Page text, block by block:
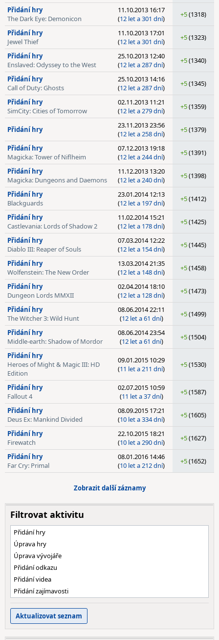
Přidání hry
The Dark Eye: Demonicon
11.10.2013 16:17
(12 let a 301 dní) +5(1318)
Přidání hry
Jewel Thief
11.10.2013 17:01
(12 let a 301 dní) +5(1323)
Přidání hry
Enslaved: Odyssey to the West
25.10.2013 12:40
(12 let a 287 dní) +5(1340)
Přidání hry
Call of Duty: Ghosts
25.10.2013 14:16
(12 let a 287 dní) +5(1345)
Přidání hry
SimCity: Cities of Tomorrow
02.11.2013 11:21
(12 let a 279 dní) +5(1359)
Přidání hry
23.11.2013 23:56
(12 let a 258 dní) +5(1379)
Přidání hry
Magicka: Tower of Niflheim
07.12.2013 19:18
(12 let a 244 dní) +5(1391)
Přidání hry
Magicka: Dungeons and Daemons
11.12.2013 13:20
(12 let a 240 dní) +5(1398)
Přidání hry
Blackguards
23.01.2014 12:13
(12 let a 197 dní) +5(1412)
Přidání hry
Castlevania: Lords of Shadow 2
11.02.2014 15:21
(12 let a 178 dní) +5(1425)
Přidání hry
Diablo III: Reaper of Souls
07.03.2014 12:22
(12 let a 154 dní) +5(1445)
Přidání hry
Wolfenstein: The New Order
13.03.2014 21:35
(12 let a 148 dní) +5(1458)
Přidání hry
Dungeon Lords MMXII
02.04.2014 18:10
(12 let a 128 dní) +5(1473)
Přidání hry
The Witcher 3: Wild Hunt
08.06.2014 22:11
(12 let a 61 dní) +5(1499)
Přidání hry
Middle-earth: Shadow of Mordor
08.06.2014 23:54
(12 let a 61 dní) +5(1504)
Přidání hry
Heroes of Might & Magic III: HD
Edition
09.01.2015 10:29
(11 let a 211 dní) +5(1530)
Přidání hry
Fallout 4
02.07.2015 10:59
(11 let a 37 dní) +5(1587)
Přidání hry
Deus Ex: Mankind Divided
08.09.2015 17:21
(10 let a 334 dní) +5(1605)
Přidání hry
Firewatch
22.10.2015 18:21
(10 let a 290 dní) +5(1627)
Přidání hry
Far Cry: Primal
08.01.2016 14:46
(10 let a 212 dní) +5(1652)
Zobrazit další záznamy
Filtrovat aktivitu
Přidání hry
Úprava hry
Úprava vývojáře
Přidání odkazu
Přidání videa
Přidání zajímavosti